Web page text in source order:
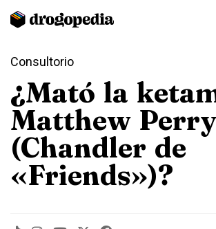
Consultorio
¿Mató la
Matthew Perry
(Chandler de
«Friends»)?